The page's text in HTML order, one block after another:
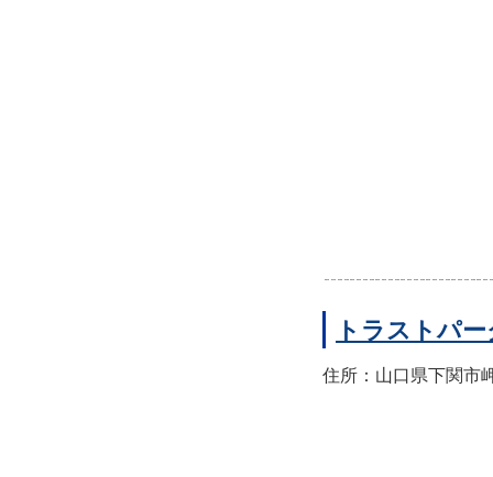
トラストパ
住所：山口県下関市